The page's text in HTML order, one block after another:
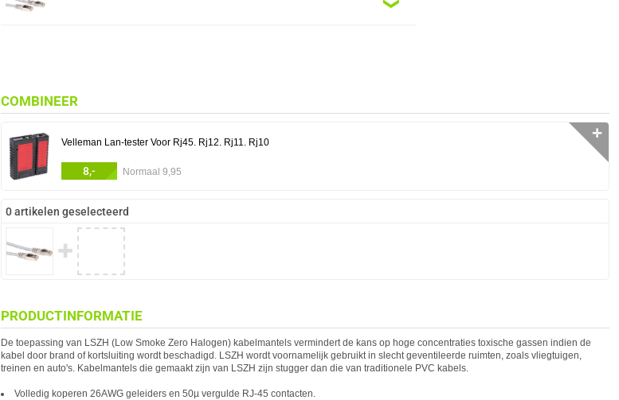
❮
COMBINEER
Velleman Lan-tester Voor Rj45. Rj12. Rj11. Rj10
8,- Normaal 9,95
✛
0 artikelen geselecteerd
✚
PRODUCTINFORMATIE
De toepassing van LSZH (Low Smoke Zero Halogen) kabelmantels vermindert de kans op hoge concentraties toxische gassen indien de
kabel door brand of kortsluiting wordt beschadigd. LSZH wordt voornamelijk gebruikt in slecht geventileerde ruimten, zoals vliegtuigen,
treinen en auto's. Kabelmantels die gemaakt zijn van LSZH zijn stugger dan die van traditionele PVC kabels.
Volledig koperen 26AWG geleiders en 50µ vergulde RJ-45 contacten.